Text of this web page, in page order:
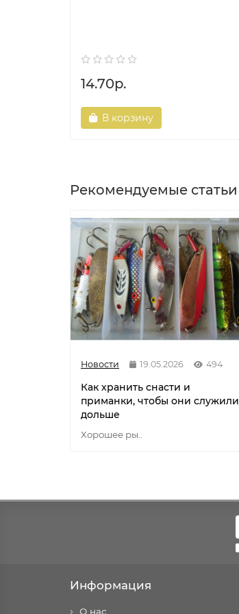
14.70р.
В корзину
Рекомендуемые статьи
Новости 19.05.2026 494
Как хранить снасти и
приманки, чтобы они служили
дольше
Хорошее ры..
Информация
О нас